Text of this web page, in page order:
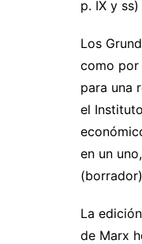
p. IX y ss)
Los
como por
para una
el
en un
La
de Marx